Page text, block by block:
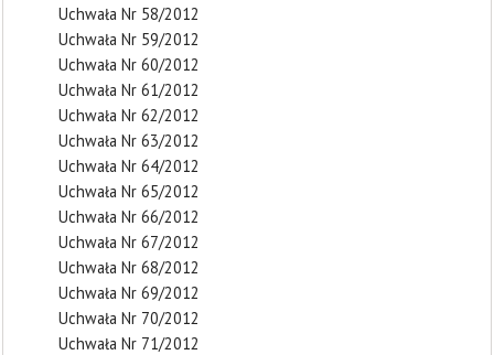
Uchwała Nr 58/2012
Uchwała Nr 59/2012
Uchwała Nr 60/2012
Uchwała Nr 61/2012
Uchwała Nr 62/2012
Uchwała Nr 63/2012
Uchwała Nr 64/2012
Uchwała Nr 65/2012
Uchwała Nr 66/2012
Uchwała Nr 67/2012
Uchwała Nr 68/2012
Uchwała Nr 69/2012
Uchwała Nr 70/2012
Uchwała Nr 71/2012